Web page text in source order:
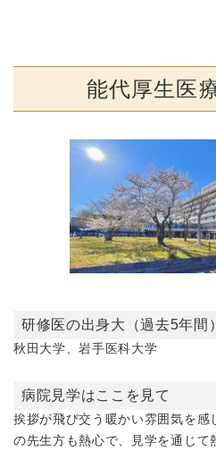
能代厚生医
研修医の出身大（過去5年間）
秋田大学、岩手医科大学
病院見学はここを見て
挨拶が飛び交う暖かい雰囲気を感
の先生方も熱心で、見学を通じて